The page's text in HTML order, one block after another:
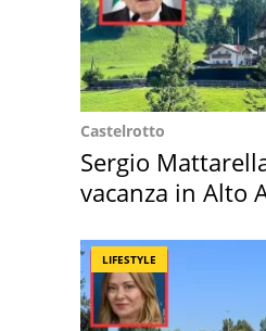
Castelrotto
Sergio
vacanza in Alto
LIFESTYLE